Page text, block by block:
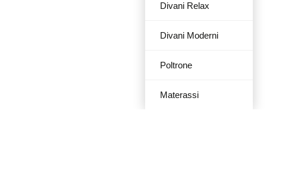
Divani Relax
Divani Moderni
Poltrone
Materassi